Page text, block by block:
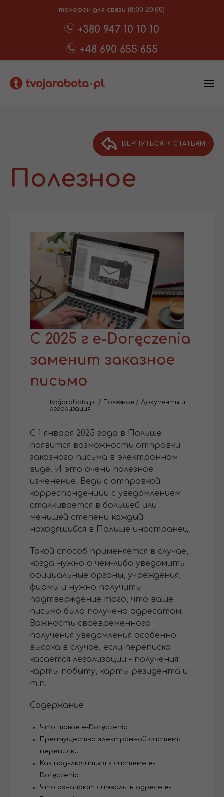
телефон для связи (8:00-20:00)
+380 947 10 10 10
+48 690 655 655
ВЕРНУТЬСЯ К СТАТЬЯМ
Полезное
С 2025 г e-Doręczenia
заменит заказное
письмо
tvojarabota.pl / Полезное / Документы и
легализация
С 1 января 2025 года в Польше
появится возможность отправки
заказного письма в электронном
виде. И это очень полезное
изменение. Ведь с отправкой
корреспонденции с уведомлением
сталкивается в большей или
меньшей степени каждый
находящийся в Польше иностранец.
Такой способ применяется в случае,
когда нужно о чем-либо уведомить
официальные органы, учреждения,
фирмы и нужно получить
подтверждение того, что ваше
письмо было получено адресатом.
Важность своевременного
получения уведомления особенно
высока в случае, если переписка
касается легализации - получения
карты побыту, карты резидента и
т.п.
Содержание
Что такое e-Doręczenia.
Преимущества электронной системы
переписки.
Как подключиться к системе e-
Doręczenia.
Что означают символы в адресе e-